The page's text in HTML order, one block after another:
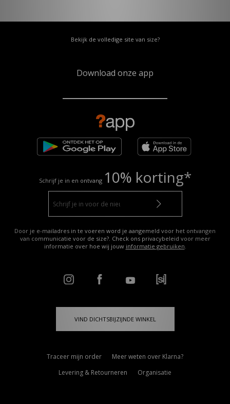
Bekijk de volledige site van size?
Download onze app
Schrijf je in en ontvang 10% korting*
Door je e-mailadres in te voeren word je aangemeld voor het ontvangen
van communicatie voor de size?. Check ons privacybeleid voor meer
informatie over hoe wij jouw informatie gebruiken.
VIND DICHTSBIJZIJNDE WINKEL
Traceer mijn order
Meer weten over Klarna?
Levering & Retourneren
Organisatie